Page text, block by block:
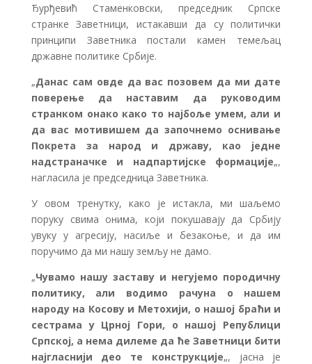
Ђурђевић Стаменковски, председник Српске
странке Заветници, истакавши да су политички
принципи Заветника постали камен темељац
државне политике Србије.
„Данас сам овде да вас позовем да ми дате
поверење да наставим да руководим
странком онако како то најбоље умем, али и
да вас мотивишем да започнемо оснивање
Покрета за народ и државу, као једне
надстраначке и надпартијске формације„,
нагласила је председница Заветника.
У овом тренутку, како је истакла, ми шаљемо
поруку свима онима, који покушавају да Србију
увуку у агресију, насиље и безакоње, и да им
поручимо да ми нашу земљу не дамо.
„Чувамо нашу заставу и негујемо породичну
политику, али водимо рачуна о нашем
народу на Косову и Метохији, о нашој браћи и
сестрама у Црној Гори, о нашој Републици
Српској, а нема дилеме да ће Заветници бити
најгласнији део те конструкције„, јасна је